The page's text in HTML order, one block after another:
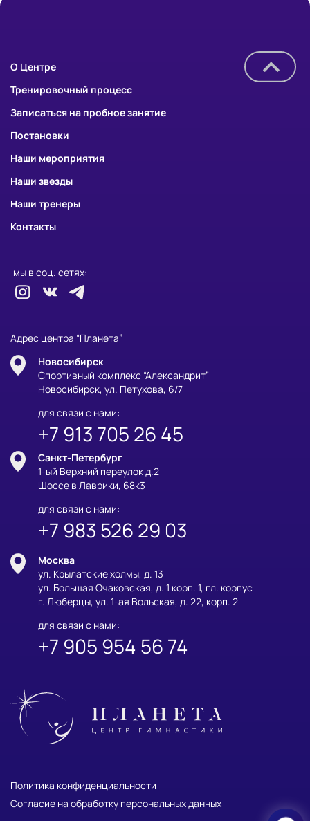
О Центре
Тренировочный процесс
Записаться на пробное занятие
Постановки
Наши мероприятия
Наши звезды
Наши тренеры
Контакты
Адрес центра “Планета”
Новосибирск
Спортивный комплекс “Александрит”
Новосибирск, ул. Петухова, 6/7
для связи с нами:
+7 913 705 26 45
мы в соц. сетях:
Политика конфиденциальности
Согласие на обработку персональных данных
Санкт-Петербург
1-ый Верхний переулок д.2
Шоссе в Лаврики, 68к3
для связи с нами:
+7 983 526 29 03
Москва
ул. Крылатские холмы, д. 13
ул. Большая Очаковская, д. 1 корп. 1, гл. корпус
г. Люберцы, ул. 1-ая Вольская, д. 22, корп. 2
для связи с нами:
+7 905 954 56 74